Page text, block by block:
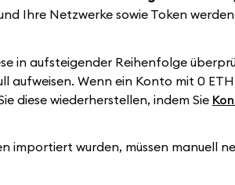
Ihre Netzwerke sowie Token werden
in aufsteigender Reihenfolge
aufweisen. Wenn ein Konto mit 0
diese wiederherstellen, indem Sie
importiert wurden, müssen manuell